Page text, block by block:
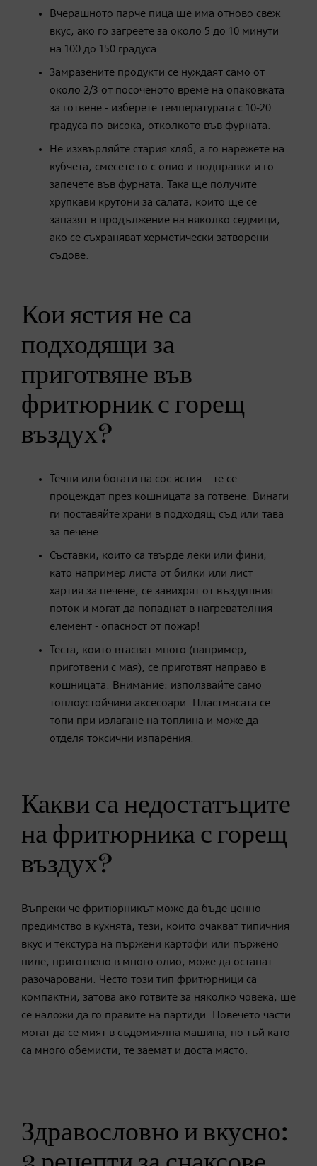
Вчерашното парче пица ще има отново свеж
вкус, ако го загреете за около 5 до 10 минути
на 100 до 150 градуса.
Замразените продукти се нуждаят само от
около 2/3 от посоченото време на опаковката
за готвене - изберете температурата с 10-20
градуса по-висока, отколкото във фурната.
Не изхвърляйте стария хляб, а го нарежете на
кубчета, смесете го с олио и подправки и го
запечете във фурната. Така ще получите
хрупкави крутони за салата, които ще се
запазят в продължение на няколко седмици,
ако се съхраняват херметически затворени
съдове.
Кои ястия не са
подходящи за
приготвяне във
фритюрник с горещ
въздух?
Течни или богати на сос ястия – те се
процеждат през кошницата за готвене. Винаги
ги поставяйте храни в подходящ съд или тава
за печене.
Съставки, които са твърде леки или фини,
като например листа от билки или лист
хартия за печене, се завихрят от въздушния
поток и могат да попаднат в нагревателния
елемент - опасност от пожар!
Теста, които втасват много (например,
приготвени с мая), се приготвят направо в
кошницата. Внимание: използвайте само
топлоустойчиви аксесоари. Пластмасата се
топи при излагане на топлина и може да
отделя токсични изпарения.
Какви са недостатъците
на фритюрника с горещ
въздух?
Въпреки че фритюрникът може да бъде ценно
предимство в кухнята, тези, които очакват типичния
вкус и текстура на пържени картофи или пържено
пиле, приготвено в много олио, може да останат
разочаровани. Често този тип фритюрници са
компактни, затова ако готвите за няколко човека, ще
се наложи да го правите на партиди. Повечето части
могат да се мият в съдомиялна машина, но тъй като
са много обемисти, те заемат и доста място.
Здравословно и вкусно: